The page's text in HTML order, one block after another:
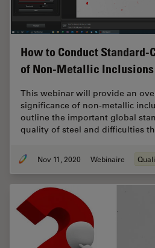
How to Conduct
of Non-Metallic Inclusions
This webinar will provide an
significance of non-metallic
outline the important global
quality of steel and difficulties
Nov 11, 2020 Webinaire